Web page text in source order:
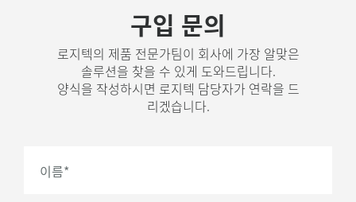
구입 문의
로지텍의 제품 전문가팀이 회사에 가장 알맞은
솔루션을 찾을 수 있게 도와드립니다.
양식을 작성하시면 로지텍 담당자가 연락을 드
리겠습니다.
이름*